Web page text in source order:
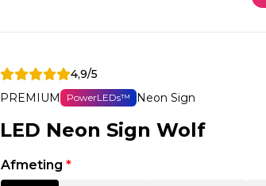
4,9/5
PREMIUM
PowerLEDs™ Neon Sign
LED Neon Sign Wolf
Afmeting *